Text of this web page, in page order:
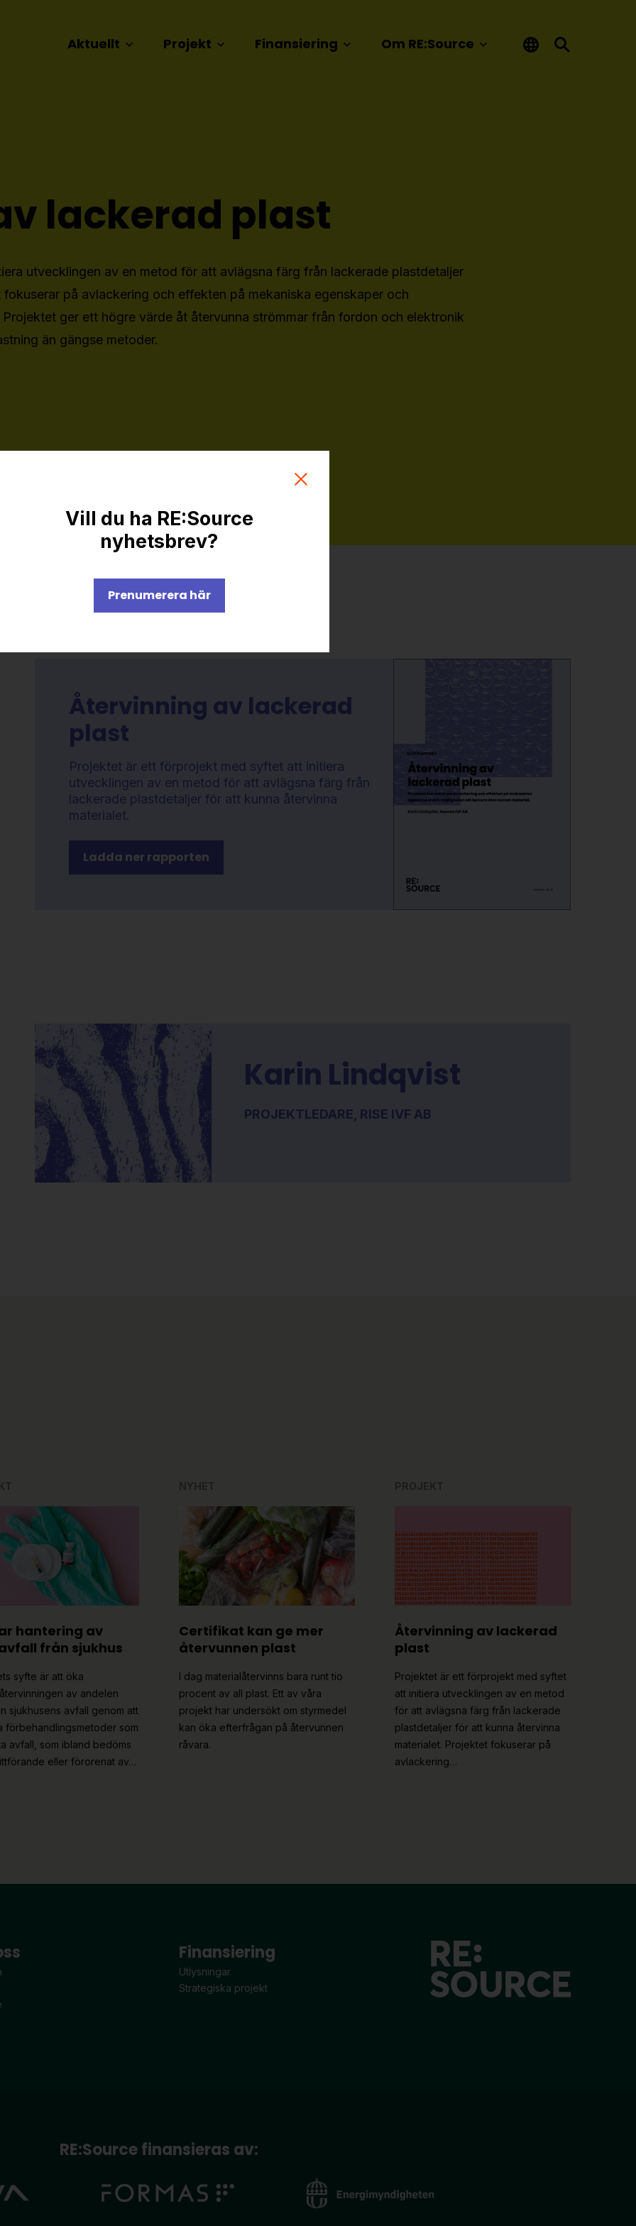
Aktuellt Projekt Finansiering Om RE:Source
lackerad plast
utvecklingen av en metod för att avlägsna färg från lackerade plastdetaljer
på avlackering och effekten på mekaniska egenskaper och
ger ett högre värde åt återvunna strömmar från fordon och elektronik
än gängse metoder.
Återvinning av lackerad
plast
Projektet är ett förprojekt med syftet att initiera
utvecklingen av en metod för att avlägsna färg från
lackerade plastdetaljer för att kunna återvinna
materialet.
Ladda ner rapporten
Karin Lindqvist
PROJEKTLEDARE, RISE IVF AB
hantering av
från sjukhus
syfte är att öka
av andelen
sjukhusens avfall genom att
förbehandlingsmetoder som
avfall, som ibland bedöms
eller förorenat av…
Certifikat kan ge mer
återvunnen plast
I dag materialåtervinns bara runt tio
procent av all plast. Ett av våra
projekt har undersökt om styrmedel
kan öka efterfrågan på återvunnen
råvara.
Återvinning av lackerad
plast
Projektet är ett förprojekt med syftet
att initiera utvecklingen av en metod
för att avlägsna färg från lackerade
plastdetaljer för att kunna återvinna
materialet. Projektet fokuserar på
avlackering…
Finansiering
Utlysningar
Strategiska projekt
RE:Source finansieras av:
Vill du ha RE:Source
nyhetsbrev?
Prenumerera här